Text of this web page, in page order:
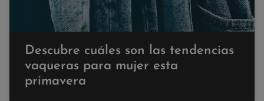
Descubre cuáles son las tendencias
vaqueras para mujer esta
primavera